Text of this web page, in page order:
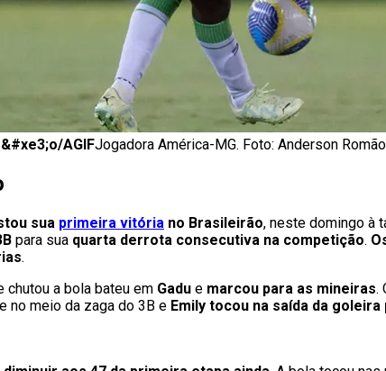
AGIFJogadora América-MG. Foto: Anderson
sua primeira vitória no Brasileirão, neste domingo à
para sua quarta derrota consecutiva na competição.
.
chutou a bola bateu em Gadu e marcou para as mineiras.
no meio da zaga do 3B e Emily tocou na saída da